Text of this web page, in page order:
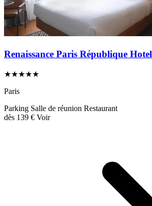
Renaissance Paris République Hotel
★★★★★
Paris
Parking Salle de réunion Restaurant
dès 139 € Voir